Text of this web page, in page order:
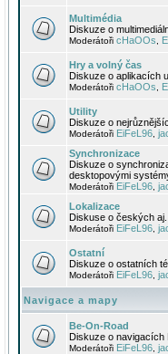
Multimédia
Diskuze o
Moderátoři cHaOOs
Hry a volný čas
Diskuze o aplikacích
Moderátoři cHaOOs
Utility
Diskuze o
Moderátoři EiFeL96
Synchronizace
Diskuze o
desktopovými
Moderátoři EiFeL96
Lokalizace
Diskuse o českých
Moderátoři EiFeL96
Ostatní
Diskuze o ostatních
Moderátoři EiFeL96
Navigace a mapy
Be-On-Road
Diskuze o navigacích
Moderátoři EiFeL96